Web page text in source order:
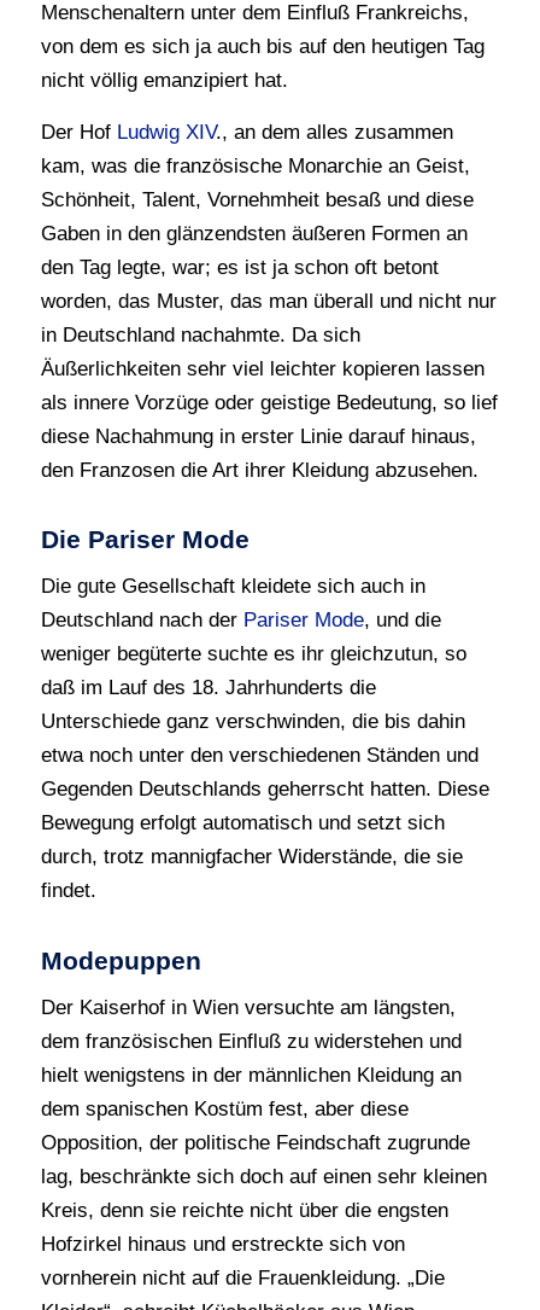
Menschenaltern unter dem Einfluß Frankreichs,
von dem es sich ja auch bis auf den heutigen Tag
nicht völlig emanzipiert hat.
Der Hof Ludwig XIV., an dem alles zusammen
kam, was die französische Monarchie an Geist,
Schönheit, Talent, Vornehmheit besaß und diese
Gaben in den glänzendsten äußeren Formen an
den Tag legte, war; es ist ja schon oft betont
worden, das Muster, das man überall und nicht nur
in Deutschland nachahmte. Da sich
Äußerlichkeiten sehr viel leichter kopieren lassen
als innere Vorzüge oder geistige Bedeutung, so lief
diese Nachahmung in erster Linie darauf hinaus,
den Franzosen die Art ihrer Kleidung abzusehen.
Die Pariser Mode
Die gute Gesellschaft kleidete sich auch in
Deutschland nach der Pariser Mode, und die
weniger begüterte suchte es ihr gleichzutun, so
daß im Lauf des 18. Jahrhunderts die
Unterschiede ganz verschwinden, die bis dahin
etwa noch unter den verschiedenen Ständen und
Gegenden Deutschlands geherrscht hatten. Diese
Bewegung erfolgt automatisch und setzt sich
durch, trotz mannigfacher Widerstände, die sie
findet.
Modepuppen
Der Kaiserhof in Wien versuchte am längsten,
dem französischen Einfluß zu widerstehen und
hielt wenigstens in der männlichen Kleidung an
dem spanischen Kostüm fest, aber diese
Opposition, der politische Feindschaft zugrunde
lag, beschränkte sich doch auf einen sehr kleinen
Kreis, denn sie reichte nicht über die engsten
Hofzirkel hinaus und erstreckte sich von
vornherein nicht auf die Frauenkleidung. „Die